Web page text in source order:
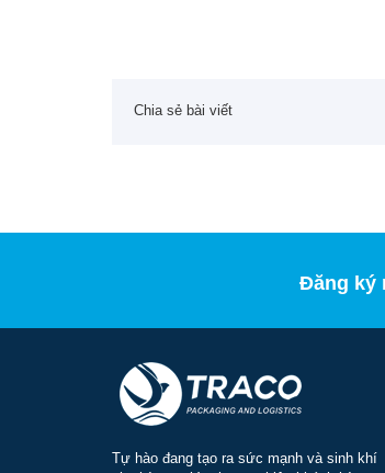
Chia sẻ bài viết
Đăng ký
Tự hào đang tạo ra sức mạnh và sinh khí